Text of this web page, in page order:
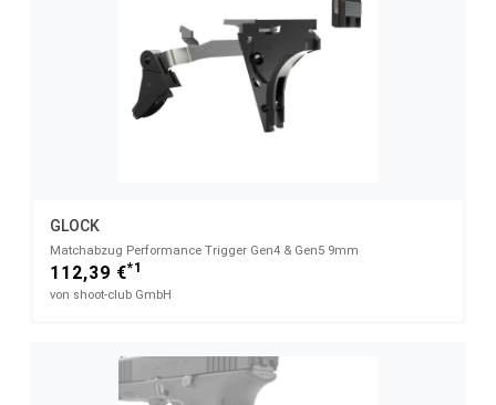
GLOCK
Matchabzug Performance Trigger Gen4 & Gen5 9mm
112,39 €*1
von shoot-club GmbH